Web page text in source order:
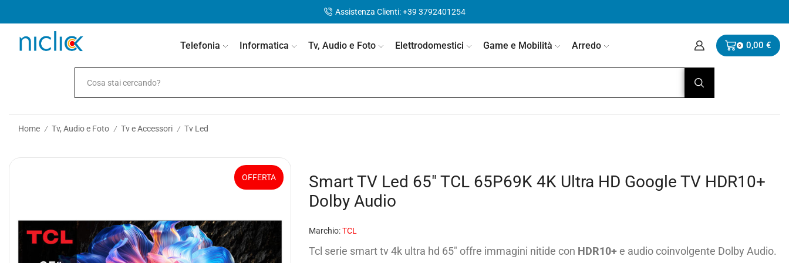
Assistenza Clienti: +39 3792401254
Telefonia Informatica Tv, Audio e Foto Elettrodomestici Game e Mobilità Arredo 0 0,00 €
Home / Tv, Audio e Foto / Tv e Accessori / Tv Led
OFFERTA
Smart TV Led 65″ TCL 65P69K 4K Ultra HD Google TV HDR10+
Dolby Audio
Marchio:TCL
Tcl serie smart tv 4k ultra hd 65″ offre immagini nitide con HDR10+e audio coinvolgente Dolby Audio.